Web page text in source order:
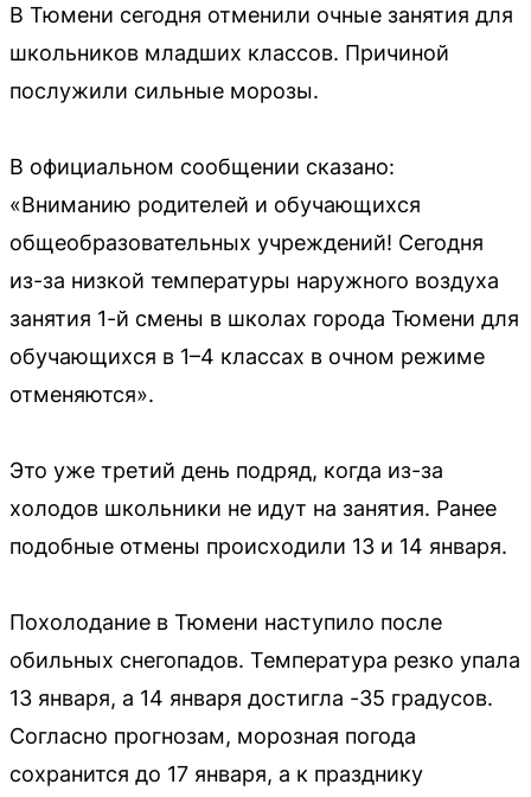
В Тюмени сегодня отменили очные занятия для
школьников младших классов. Причиной
послужили сильные морозы.
В официальном сообщении сказано:
«Вниманию родителей и обучающихся
общеобразовательных учреждений! Сегодня
из-за низкой температуры наружного воздуха
занятия 1-й смены в школах города Тюмени для
обучающихся в 1–4 классах в очном режиме
отменяются».
Это уже третий день подряд, когда из-за
холодов школьники не идут на занятия. Ранее
подобные отмены происходили 13 и 14 января.
Похолодание в Тюмени наступило после
обильных снегопадов. Температура резко упала
13 января, а 14 января достигла -35 градусов.
Согласно прогнозам, морозная погода
сохранится до 17 января, а к празднику